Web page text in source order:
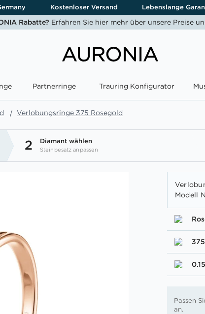
Kostenloser Versand Lebenslange
Rabatte? Erfahren Sie hier mehr über unsere Preise
Partnerringe Trauring Konfigurator
Verlobungsringe 375 Rosegold
2 Diamant wählen
Steinbesatz anpassen
Modell
Passen
an.